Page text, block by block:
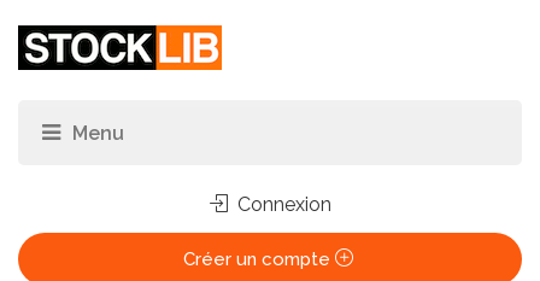
Connexion
Créer un compte